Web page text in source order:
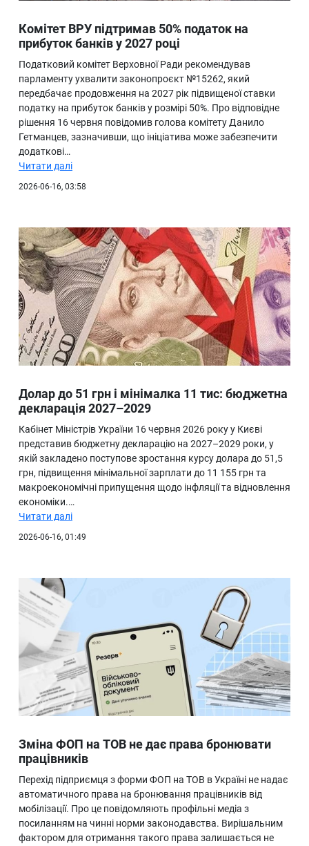
Комітет ВРУ підтримав 50% податок на
прибуток банків у 2027 році
Податковий комітет Верховної Ради рекомендував
парламенту ухвалити законопроєкт №15262, який
передбачає продовження на 2027 рік підвищеної ставки
податку на прибуток банків у розмірі 50%. Про відповідне
рішення 16 червня повідомив голова комітету Данило
Гетманцев, зазначивши, що ініціатива може забезпечити
додаткові…
Читати далі
2026-06-16, 03:58
Долар до 51 грн і мінімалка 11 тис: бюджетна
декларація 2027–2029
Кабінет Міністрів України 16 червня 2026 року у Києві
представив бюджетну декларацію на 2027–2029 роки, у
якій закладено поступове зростання курсу долара до 51,5
грн, підвищення мінімальної зарплати до 11 155 грн та
макроекономічні припущення щодо інфляції та відновлення
економіки.…
Читати далі
2026-06-16, 01:49
Зміна ФОП на ТОВ не дає права бронювати
працівників
Перехід підприємця з форми ФОП на ТОВ в Україні не надає
автоматичного права на бронювання працівників від
мобілізації. Про це повідомляють профільні медіа з
посиланням на чинні норми законодавства. Вирішальним
фактором для отримання такого права залишається не